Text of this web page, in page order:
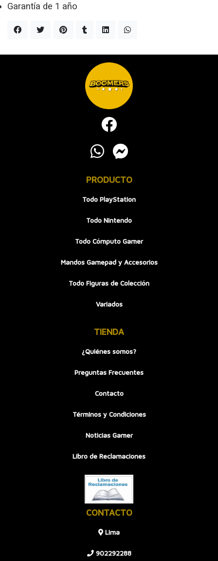
Garantía de 1 año
PRODUCTO
Todo PlayStation
Todo Nintendo
Todo Cómputo Gamer
Mandos Gamepad y Accesorios
Todo Figuras de Colección
Variados
TIENDA
¿Quiénes somos?
Preguntas Frecuentes
Contacto
Términos y Condiciones
Noticias Gamer
Libro de Reclamaciones
CONTACTO
LIma
902292288